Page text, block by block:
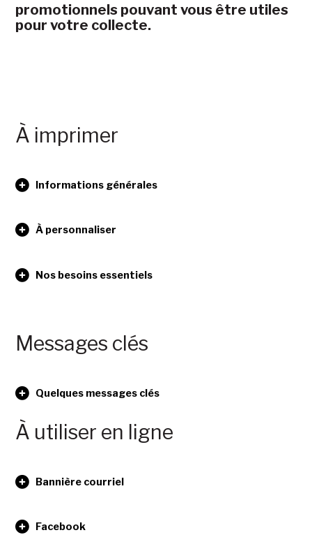
promotionnels pouvant vous être utiles
pour votre collecte.
À imprimer
Informations générales
À personnaliser
Nos besoins essentiels
Messages clés
Quelques messages clés
À utiliser en ligne
Bannière courriel
Facebook